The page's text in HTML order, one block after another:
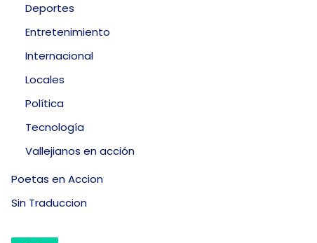
Deportes
Entretenimiento
Internacional
Locales
Política
Tecnología
Vallejianos en acción
Poetas en Accion
Sin Traduccion